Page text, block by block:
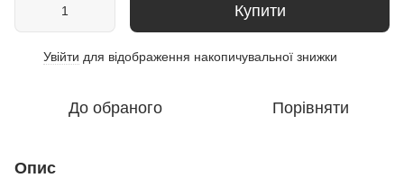
Купити
Увійти для відображення накопичувальної знижки
До обраного Порівняти
Опис